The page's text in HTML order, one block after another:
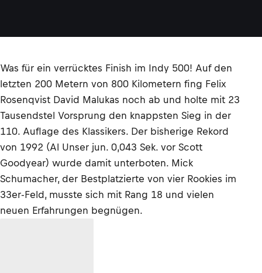
Was für ein verrücktes Finish im Indy 500! Auf den
letzten 200 Metern von 800 Kilometern fing Felix
Rosenqvist David Malukas noch ab und holte mit 23
Tausendstel Vorsprung den knappsten Sieg in der
110. Auflage des Klassikers. Der bisherige Rekord
von 1992 (Al Unser jun. 0,043 Sek. vor Scott
Goodyear) wurde damit unterboten. Mick
Schumacher, der Bestplatzierte von vier Rookies im
33er-Feld, musste sich mit Rang 18 und vielen
neuen Erfahrungen begnügen.